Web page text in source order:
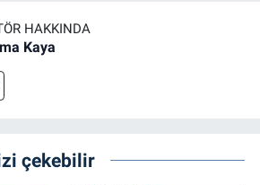
HAKKINDA
Kaya
çekebilir